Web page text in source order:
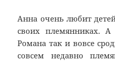
Анна очень любит
своих племянниках.
Романа так и вовсе
совсем недавно